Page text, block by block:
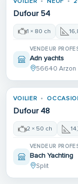
Dufour 54
1 × 80 ch
VENDEUR
Adn yachts
56640 Arzon
VOILIER
Dufour 48
2 × 50 ch
VENDEUR
Bach Yachting
Split